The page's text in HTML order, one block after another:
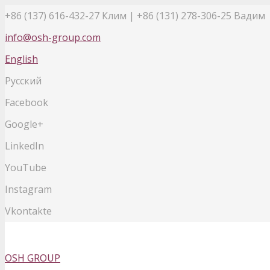
+86 (137) 616-432-27 Клим | +86 (131) 278-306-25 Вадим
info@osh-group.com
English
Русский
Facebook
Google+
LinkedIn
YouTube
Instagram
Vkontakte
OSH GROUP